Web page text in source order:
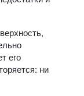
его
ни